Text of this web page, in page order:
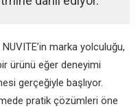
marka yolculuğu,
ürünü eğer deneyimi
gerçeğiyle başlıyor.
pratik çözümleri öne